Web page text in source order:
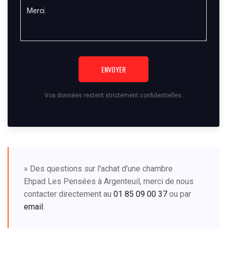
ENVOYER
Vos données restent strictement confidentielles.
» Des questions sur l'achat d'une chambre
Ehpad Les Pensées à Argenteuil, merci de nous
contacter directement au 01 85 09 00 37 ou par
email